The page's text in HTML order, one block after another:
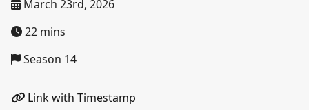
March 23rd, 2026
22 mins
Season 14
Link with Timestamp